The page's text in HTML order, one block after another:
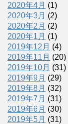
2020年4月 (1)
2020年3月 (2)
2020年2月 (2)
2020年1月 (1)
2019年12月 (4)
2019年11月 (20)
2019年10月 (31)
2019年9月 (29)
2019年8月 (32)
2019年7月 (31)
2019年6月 (30)
2019年5月 (31)